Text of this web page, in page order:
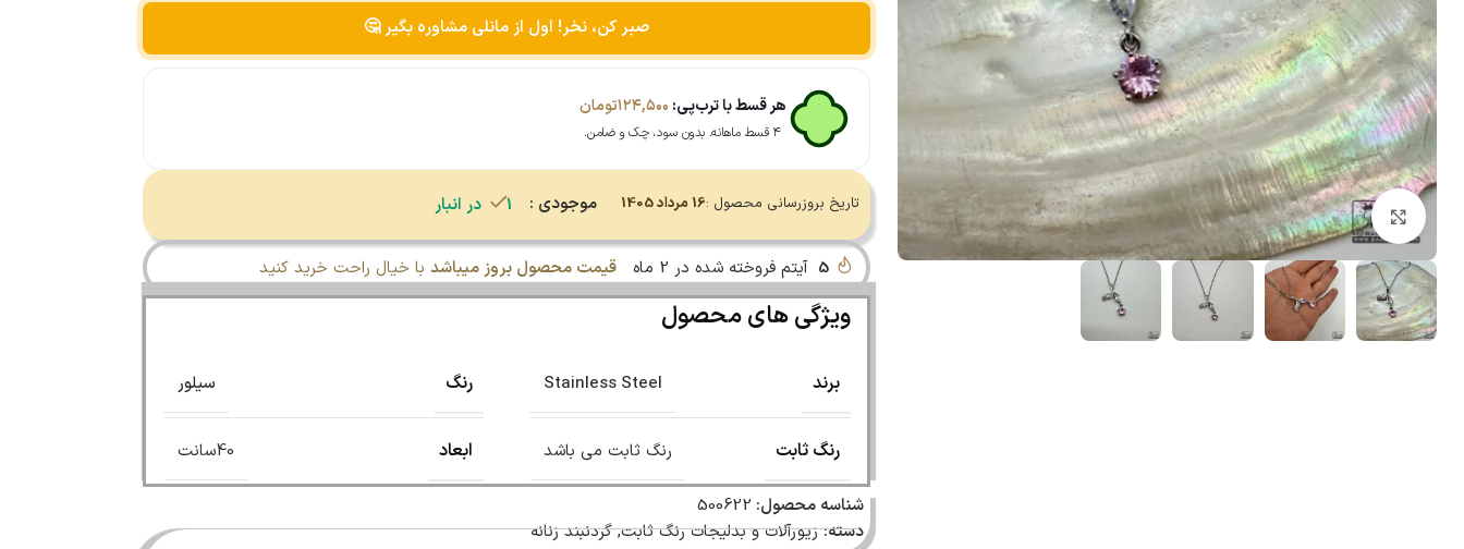
بزرگنمایی تصویر
صبر کن، نخر! اول از مانلی مشاوره بگیر 🤔
هر قسط با ترب‌پی: ۱۲۴,۵۰۰تومان
۴ قسط ماهانه. بدون سود، چک و ضامن.
16 مرداد 1405تاریخ بروزرسانی محصول : موجودی : 1 در انبار
5 آیتم فروخته شده در 2 ماه قیمت محصول بروز میباشد با خیال راحت خرید کنید
ویژگی های محصول
برند Stainless Steel رنگ سیلور
رنگ ثابت رنگ ثابت می باشد ابعاد 40سانت
شناسه محصول: 500622
دسته: زیورآلات و بدلیجات رنگ ثابت, گردنبند زنانه